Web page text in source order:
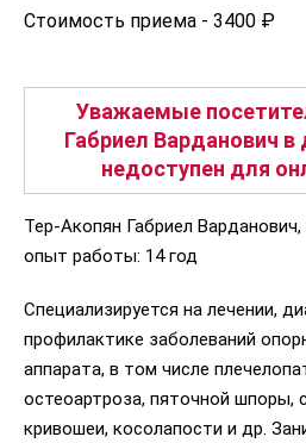
Стоимость приема - 3400 ₽
Уважаемые
Габриел Варданович
недоступен для
Тер-Акопян Габриел
опыт работы: 14 год
Специализируется на лечении,
профилактике заболеваний
аппарата, в том числе
остеоартроза, пяточной шпоры,
кривошеи, косолапости и др.